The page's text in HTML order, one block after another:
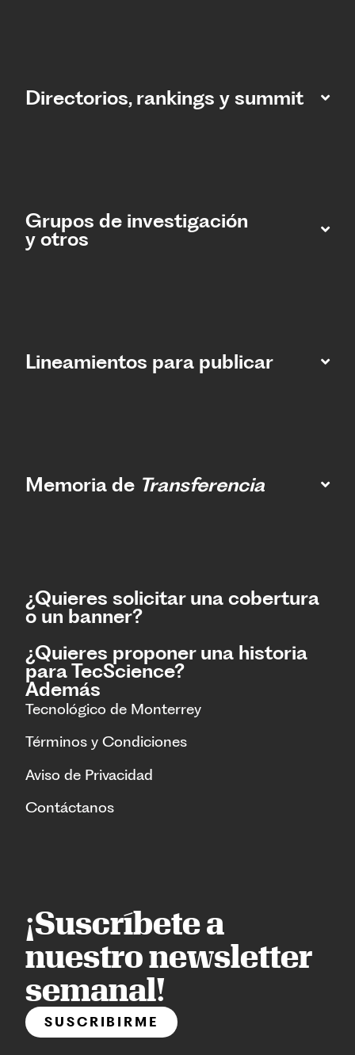
Directorios, rankings y summit
Grupos de investigación
y otros
Lineamientos para publicar
Memoria de Transferencia
¿Quieres solicitar una cobertura
o un banner?
¿Quieres proponer una historia
para TecScience?
Además
Tecnológico de Monterrey
Términos y Condiciones
Aviso de Privacidad
Contáctanos
¡Suscríbete a
nuestro newsletter
semanal!
SUSCRIBIRME